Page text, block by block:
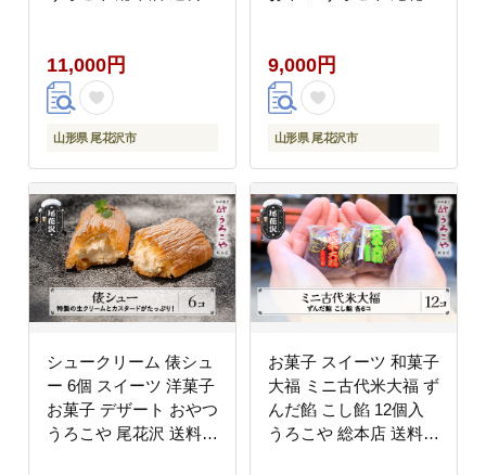
11,000円
山形県 尾花沢市
9,000円
山形県 尾花沢市
シュークリーム 俵シュ
ー 6個 スイーツ 洋菓子
お菓子 デザート おやつ
うろこや 尾花沢 送料無
お菓子 スイーツ 和菓子
大福 ミニ古代米大福 ず
んだ餡 こし餡 12個入
うろこや 総本店 送料無